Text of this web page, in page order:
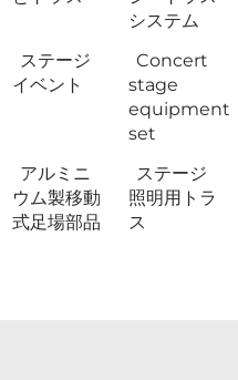
システム
ステージ
イベント
Concert
stage
equipment
set
アルミニ
ウム製移動
式足場部品
ステージ
照明用トラ
ス